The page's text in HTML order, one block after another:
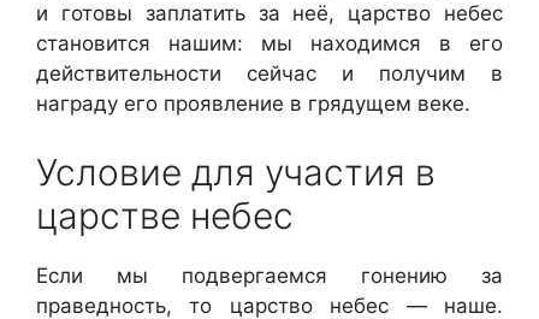
и готовы заплатить за неё, царство небес
становится нашим: мы находимся в его
действительности сейчас и получим в
награду его проявление в грядущем веке.
Условие для участия в
царстве небес
Если мы подвергаемся гонению за
праведность, то царство небес — наше.